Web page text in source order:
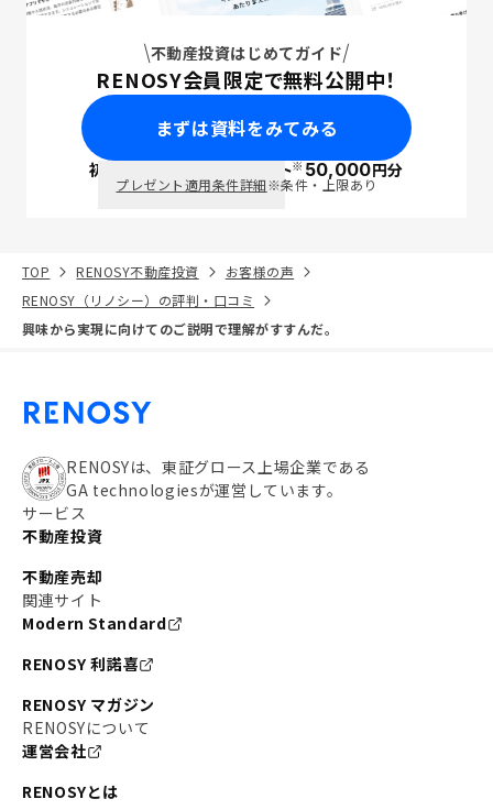
不動産投資はじめてガイド
RENOSY会員限定で無料公開中！
まずは資料をみてみる
初回面談で ポイント※50,000円分
プレゼント適用条件詳細※条件・上限あり
TOP RENOSY不動産投資
お客様の声
RENOSY（リノシー）の評判・口コミ
興味から実現に向けてのご説明で理解がすすんだ。
RENOSYは、東証グロース上場企業である
GA technologiesが運営しています。
サービス
不動産投資
不動産売却
関連サイト
Modern Standard
RENOSY 利諾喜
RENOSY マガジン
RENOSYについて
運営会社
RENOSYとは